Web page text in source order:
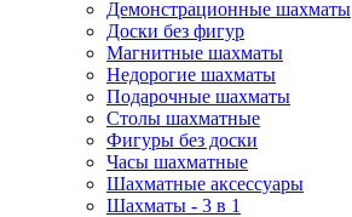
Демонстрационные шахматы
Доски без фигур
Магнитные шахматы
Недорогие шахматы
Подарочные шахматы
Столы шахматные
Фигуры без доски
Часы шахматные
Шахматные аксессуары
Шахматы - 3 в 1